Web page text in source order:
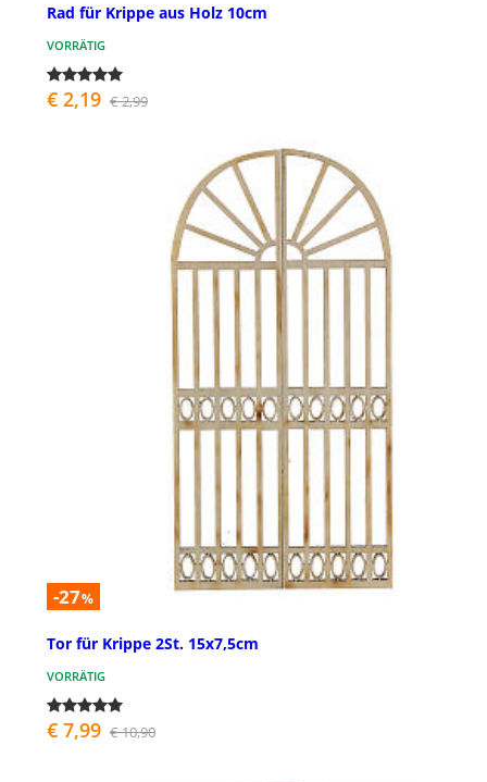
Rad für Krippe aus Holz 10cm
VORRÄTIG
€ 2,19 € 2,99
-27%
Tor für Krippe 2St. 15x7,5cm
VORRÄTIG
€ 7,99 € 10,90